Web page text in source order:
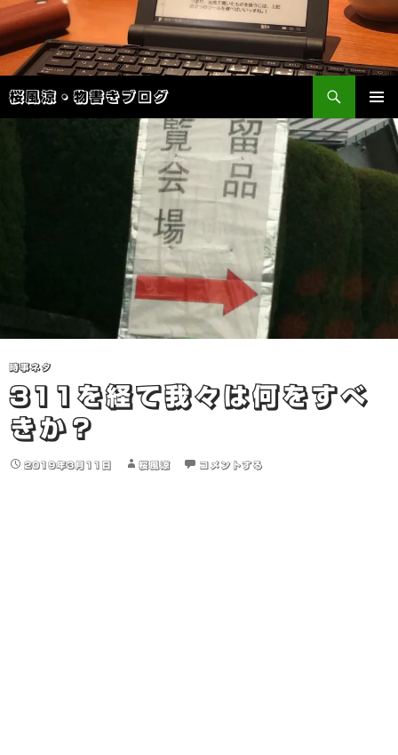
桜風涼・物書きブログ
検
索
メインメ
ニュー
時事ネタ
311を経て我々は何をすべ
きか？
2019年3月11日 桜風涼 コメントする